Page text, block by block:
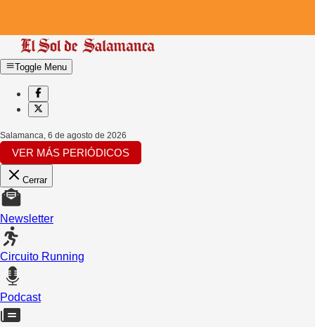
Toggle Menu
Salamanca, 6 de agosto de 2026
VER MÁS PERIÓDICOS
Cerrar
Newsletter
Circuito Running
Podcast